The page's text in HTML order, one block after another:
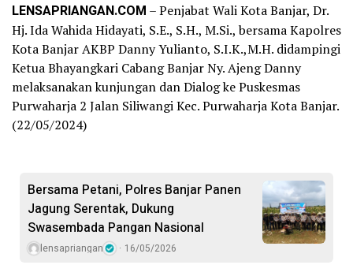
LENSAPRIANGAN.COM – Penjabat Wali Kota Banjar, Dr.
Hj. Ida Wahida Hidayati, S.E., S.H., M.Si., bersama Kapolres
Kota Banjar AKBP Danny Yulianto, S.I.K.,M.H. didampingi
Ketua Bhayangkari Cabang Banjar Ny. Ajeng Danny
melaksanakan kunjungan dan Dialog ke Puskesmas
Purwaharja 2 Jalan Siliwangi Kec. Purwaharja Kota Banjar.
(22/05/2024)
Bersama Petani, Polres Banjar Panen
Jagung Serentak, Dukung
Swasembada Pangan Nasional
lensapriangan 16/05/2026